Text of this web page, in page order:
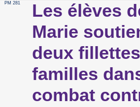
PM 281
Les élèves
Marie
deux
familles
combat